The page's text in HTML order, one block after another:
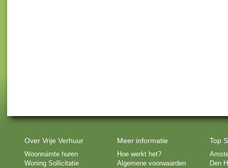
Over Vrije Verhuur
Woonruimte huren
Woning Sollicitatie
Meer informatie
Hoe werkt het?
Algemene voorwaarden
Top
Den